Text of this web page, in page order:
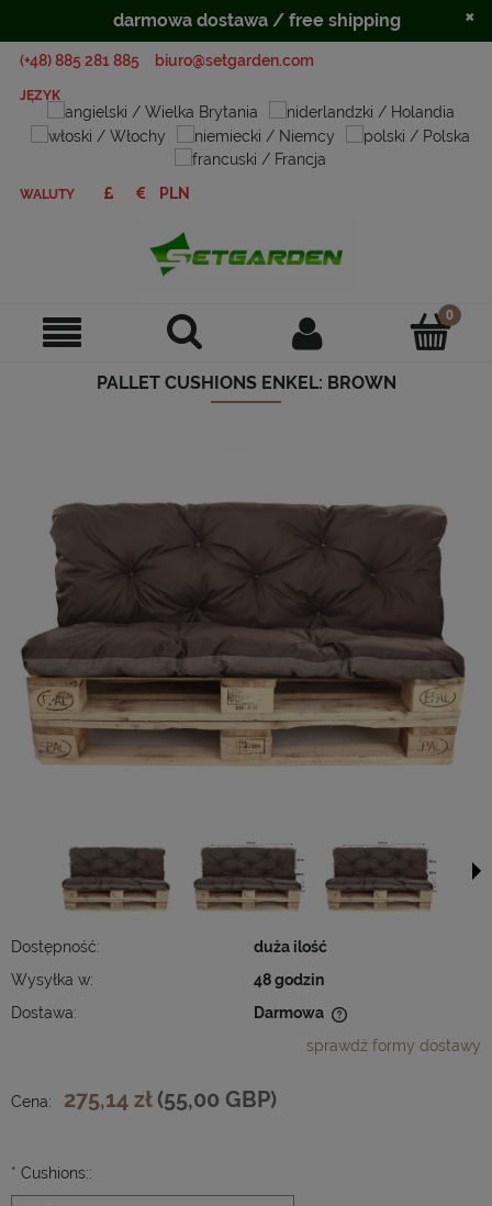
(+48) 885 281 885 biuro@setgarden.com
JĘZYK
WALUTY
PALLET CUSHIONS ENKEL: BROWN
Dostępność:
duża ilość
Wysyłka w:
48 godzin
Dostawa:
Darmowa
sprawdź formy dostawy
Cena: 275,14 zł (55,00 GBP)
* Cushions::
darmowa dostawa / free shipping ×